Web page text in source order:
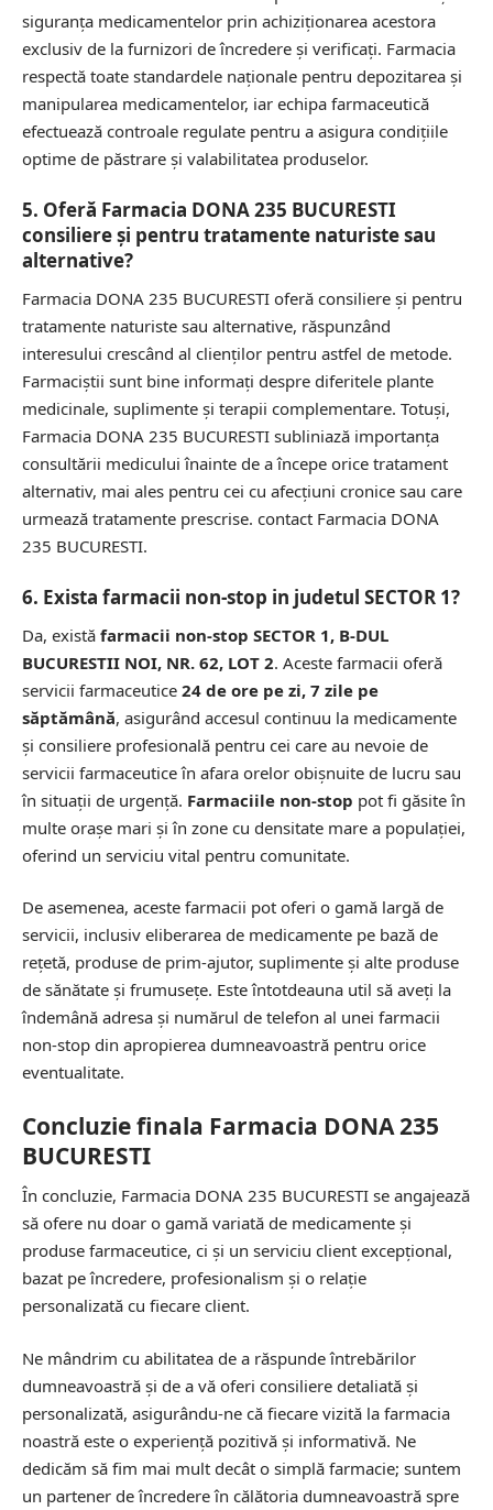
siguranța medicamentelor prin achiziționarea acestora
exclusiv de la furnizori de încredere și verificați. Farmacia
respectă toate standardele naționale pentru depozitarea și
manipularea medicamentelor, iar echipa farmaceutică
efectuează controale regulate pentru a asigura condițiile
optime de păstrare și valabilitatea produselor.
5. Oferă Farmacia DONA 235 BUCURESTI
consiliere și pentru tratamente naturiste sau
alternative?
Farmacia DONA 235 BUCURESTI oferă consiliere și pentru
tratamente naturiste sau alternative, răspunzând
interesului crescând al clienților pentru astfel de metode.
Farmaciștii sunt bine informați despre diferitele plante
medicinale, suplimente și terapii complementare. Totuși,
Farmacia DONA 235 BUCURESTI subliniază importanța
consultării medicului înainte de a începe orice tratament
alternativ, mai ales pentru cei cu afecțiuni cronice sau care
urmează tratamente prescrise. contact Farmacia DONA
235 BUCURESTI.
6. Exista farmacii non-stop in judetul SECTOR 1?
Da, există farmacii non-stop SECTOR 1, B-DUL
BUCURESTII NOI, NR. 62, LOT 2. Aceste farmacii oferă
servicii farmaceutice 24 de ore pe zi, 7 zile pe
săptămână, asigurând accesul continuu la medicamente
și consiliere profesională pentru cei care au nevoie de
servicii farmaceutice în afara orelor obișnuite de lucru sau
în situații de urgență. Farmaciile non-stop pot fi găsite în
multe orașe mari și în zone cu densitate mare a populației,
oferind un serviciu vital pentru comunitate.
De asemenea, aceste farmacii pot oferi o gamă largă de
servicii, inclusiv eliberarea de medicamente pe bază de
rețetă, produse de prim-ajutor, suplimente și alte produse
de sănătate și frumusețe. Este întotdeauna util să aveți la
îndemână adresa și numărul de telefon al unei farmacii
non-stop din apropierea dumneavoastră pentru orice
eventualitate.
Concluzie finala Farmacia DONA 235
BUCURESTI
În concluzie, Farmacia DONA 235 BUCURESTI se angajează
să ofere nu doar o gamă variată de medicamente și
produse farmaceutice, ci și un serviciu client excepțional,
bazat pe încredere, profesionalism și o relație
personalizată cu fiecare client.
Ne mândrim cu abilitatea de a răspunde întrebărilor
dumneavoastră și de a vă oferi consiliere detaliată și
personalizată, asigurându-ne că fiecare vizită la farmacia
noastră este o experiență pozitivă și informativă. Ne
dedicăm să fim mai mult decât o simplă farmacie; suntem
un partener de încredere în călătoria dumneavoastră spre